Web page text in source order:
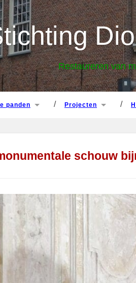
Restaureren van
de panden projecten
de panden projecten
schouw